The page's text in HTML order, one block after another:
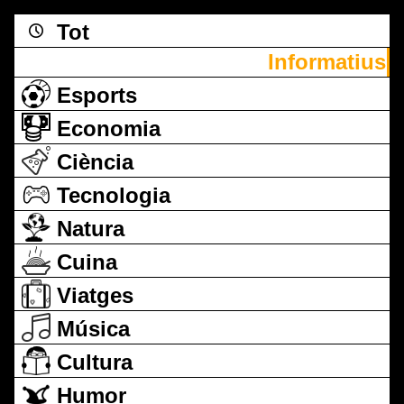
Tot
Informatius
Esports
Economia
Ciència
Tecnologia
Natura
Cuina
Viatges
Música
Cultura
Humor